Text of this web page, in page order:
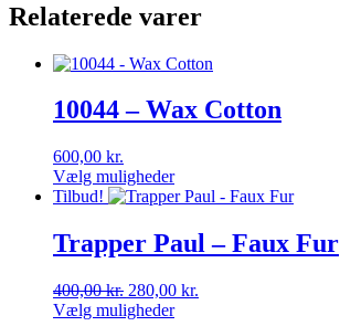
Relaterede varer
10044 – Wax Cotton
600,00 kr.
Vælg muligheder
Dette
har
flere
Mulighederne
kan
Tilbud!
Trapper Paul – Faux Fur
400,00kr. Den
oprindelige
280,00 kr.
Vælg muligheder